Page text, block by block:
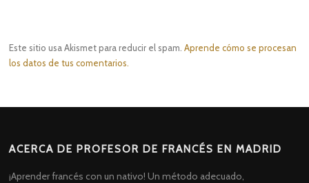
Este sitio usa Akismet para reducir el spam.Aprende cómo se procesan
los datos de tus comentarios.
ACERCA DE PROFESOR DE FRANCÉS EN MADRID
¡Aprender francés con un nativo! Un método adecuado,